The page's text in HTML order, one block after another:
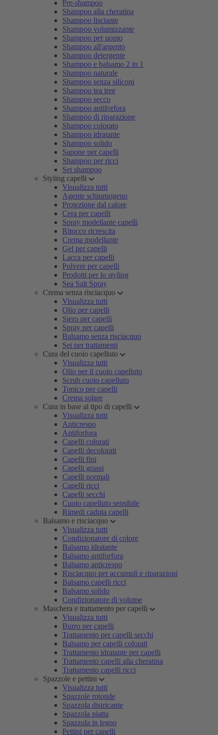
Pre-shampoo
Shampoo alla cheratina
Shampoo lisciante
Shampoo volumizzante
Shampoo per uomo
Shampoo all'argento
Shampoo detergente
Shampoo e balsamo 2 in 1
Shampoo naturale
Shampoo senza siliconi
Shampoo tea tree
Shampoo secco
Shampoo antiforfora
Shampoo di riparazione
Shampoo colorato
Shampoo idratante
Shampoo solido
Sapone per capelli
Shampoo per ricci
Set shampoo
Styling capelli
Visualizza tutti
Agente schiumogeno
Protezione dal calore
Cera per capelli
Spray modellante capelli
Ritocco ricrescita
Crema modellante
Gel per capelli
Lacca per capelli
Polvere per capelli
Prodotti per lo styling
Sea Salt Spray
Crema senza risciacquo
Visualizza tutti
Olio per capelli
Siero per capelli
Spray per capelli
Balsamo senza risciacquo
Set per trattamenti
Cura del cuoio capelluto
Visualizza tutti
Olio per il cuoio capelluto
Scrub cuoio capelluto
Tonico per capelli
Crema solare
Cura in base al tipo di capelli
Visualizza tutti
Anticrespo
Antiforfora
Capelli colorati
Capelli decolorati
Capelli fini
Capelli grassi
Capelli normali
Capelli ricci
Capelli secchi
Cuoio capelluto sensibile
Rimedi caduta capelli
Balsamo e risciacquo
Visualizza tutti
Condizionatore di colore
Balsamo idratante
Balsamo antiforfora
Balsamo anticrespo
Risciacquo per accumuli e riparazioni
Balsamo capelli ricci
Balsamo solido
Condizionatore di volume
Maschera e trattamento per capelli
Visualizza tutti
Burro per capelli
Trattamento per capelli secchi
Balsamo per capelli colorati
Trattamento idratante per capelli
Trattamento capelli alla cheratina
Trattamento capelli ricci
Spazzole e pettini
Visualizza tutti
Spazzole rotonde
Spazzola districante
Spazzola piatta
Spazzola in legno
Pettini per capelli